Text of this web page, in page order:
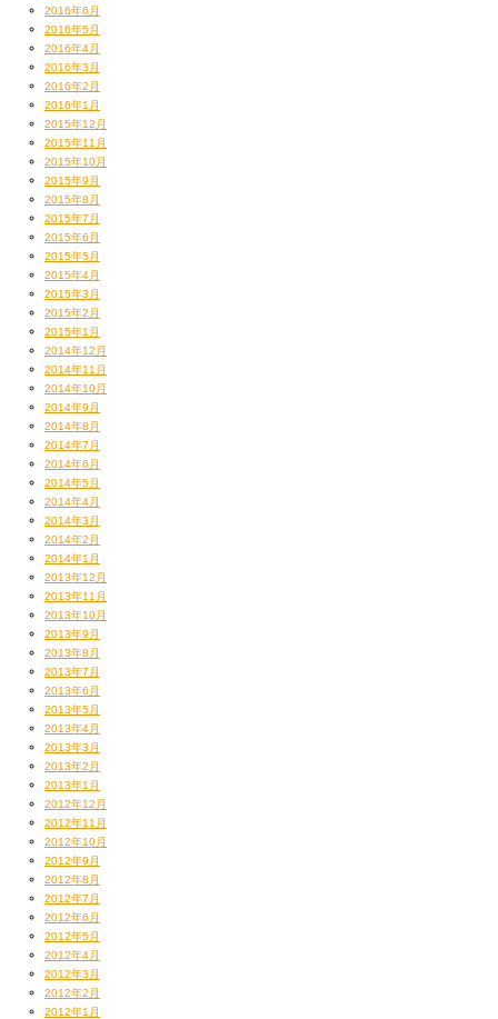
2016年6月
2016年5月
2016年4月
2016年3月
2016年2月
2016年1月
2015年12月
2015年11月
2015年10月
2015年9月
2015年8月
2015年7月
2015年6月
2015年5月
2015年4月
2015年3月
2015年2月
2015年1月
2014年12月
2014年11月
2014年10月
2014年9月
2014年8月
2014年7月
2014年6月
2014年5月
2014年4月
2014年3月
2014年2月
2014年1月
2013年12月
2013年11月
2013年10月
2013年9月
2013年8月
2013年7月
2013年6月
2013年5月
2013年4月
2013年3月
2013年2月
2013年1月
2012年12月
2012年11月
2012年10月
2012年9月
2012年8月
2012年7月
2012年6月
2012年5月
2012年4月
2012年3月
2012年2月
2012年1月